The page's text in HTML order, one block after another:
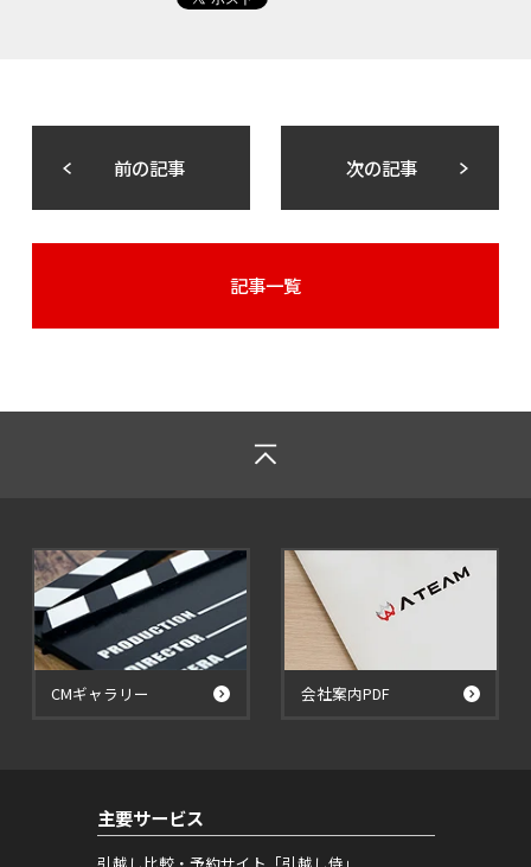
前の記事 次の記事
記事一覧
CMギャラリー 会社案内PDF
主要サービス